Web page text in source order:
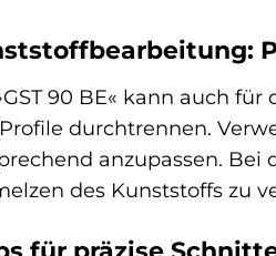
90 BE« kann auch
durchtrennen.
anzupassen.
des Kunststoffs zu